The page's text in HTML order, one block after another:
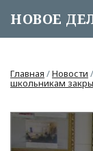
НОВОЕ
Главная /Новости /
школьникам